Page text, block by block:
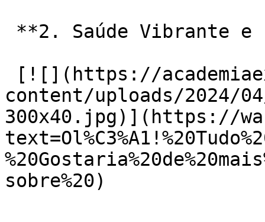
content/uploads/2024/
300x40.jpg)](https://
sobre%20)